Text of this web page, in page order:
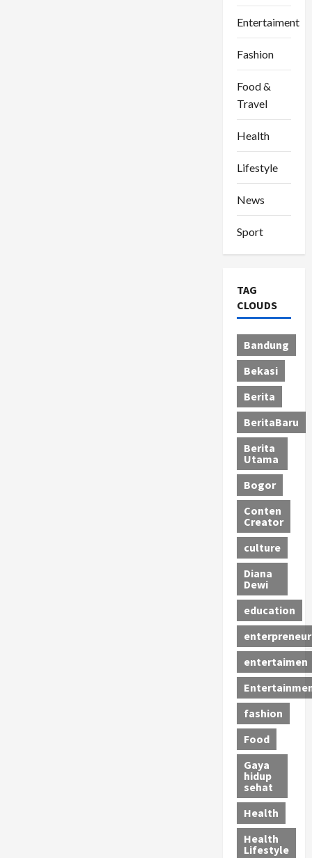
Entertaiment
Fashion
Food &
Travel
Health
Lifestyle
News
Sport
TAG
CLOUDS
Bandung
Bekasi
Berita
BeritaBaru
Berita
Utama
Bogor
Conten
Creator
culture
Diana
Dewi
education
enterpreneur
entertaimen
fashion
Food
Gaya
hidup
sehat
Health
Health
Lifestyle